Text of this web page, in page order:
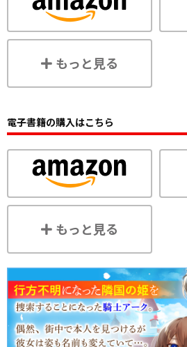
もっと見る
電子書籍の購入はこちら
もっと見る